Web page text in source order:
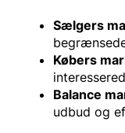
Sælgers
Købers
Balance
udbud og